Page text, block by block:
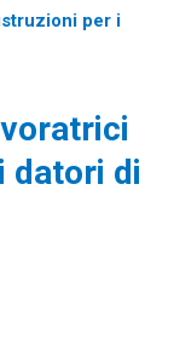
per i
datori di